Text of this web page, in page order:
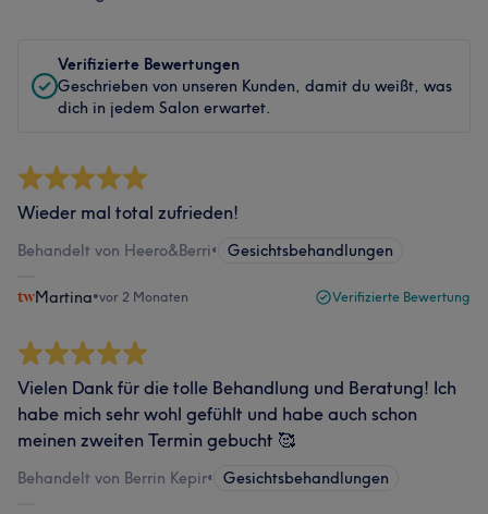
Verifizierte Bewertungen
Geschrieben von unseren Kunden, damit du weißt, was
dich in jedem Salon erwartet.
Wieder mal total zufrieden!
Behandelt von Heero&Berri• Gesichtsbehandlungen
Martina•vor 2 Monaten Verifizierte Bewertung
Vielen Dank für die tolle Behandlung und Beratung! Ich
habe mich sehr wohl gefühlt und habe auch schon
meinen zweiten Termin gebucht 🥰
Behandelt von Berrin Kepir• Gesichtsbehandlungen